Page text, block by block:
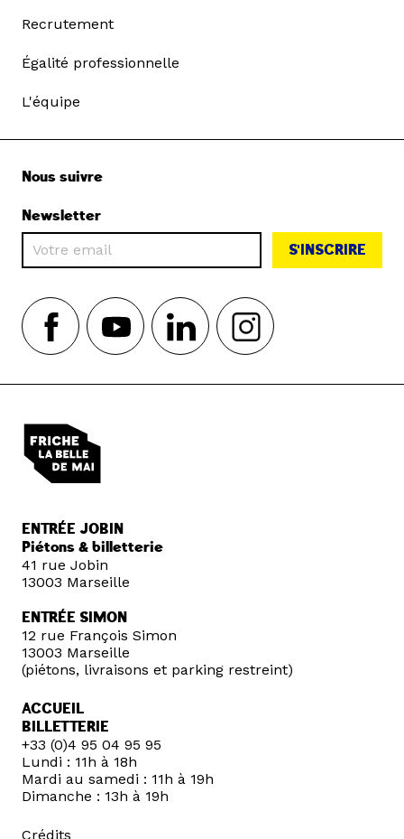
Recrutement
Égalité professionnelle
L'équipe
Nous suivre
Newsletter
S'INSCRIRE
ENTRÉE JOBIN
Piétons & billetterie
41 rue Jobin
13003 Marseille
ENTRÉE SIMON
12 rue François Simon
13003 Marseille
(piétons, livraisons et parking restreint)
ACCUEIL
BILLETTERIE
+33 (0)4 95 04 95 95
Lundi : 11h à 18h
Mardi au samedi : 11h à 19h
Dimanche : 13h à 19h
Crédits